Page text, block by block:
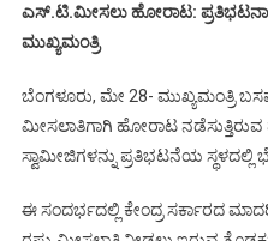
ಎಸ್.ಟಿ.ಮೀಸಲು ಹೋರಾಟ:
ಮುಖ್ಯಮಂತ್ರಿ
ಬೆಂಗಳೂರು, ಮೇ 28- ಮುಖ್ಯಮಂತ್ರಿ
ಮೀಸಲಾತಿಗಾಗಿ ಹೋರಾಟ ನಡೆಸುತ್ತಿರುವ
ಸ್ವಾಮೀಜಿಗಳನ್ನು ಪ್ರತಿಭಟನೆಯ
ಈ ಸಂದರ್ಭದಲ್ಲಿ ಕೇಂದ್ರ ಸರ್ಕಾರದ